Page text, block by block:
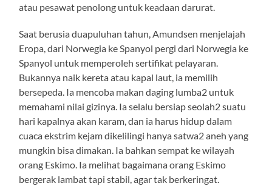
atau pesawat penolong untuk keadaan darurat.
Saat berusia duapuluhan tahun, Amundsen menjelajah
Eropa, dari Norwegia ke Spanyol pergi dari Norwegia ke
Spanyol untuk memperoleh sertifikat pelayaran.
Bukannya naik kereta atau kapal laut, ia memilih
bersepeda. Ia mencoba makan daging lumba2 untuk
memahami nilai gizinya. Ia selalu bersiap seolah2 suatu
hari kapalnya akan karam, dan ia harus hidup dalam
cuaca ekstrim kejam dikelilingi hanya satwa2 aneh yang
mungkin bisa dimakan. Ia bahkan sempat ke wilayah
orang Eskimo. Ia melihat bagaimana orang Eskimo
bergerak lambat tapi stabil, agar tak berkeringat.